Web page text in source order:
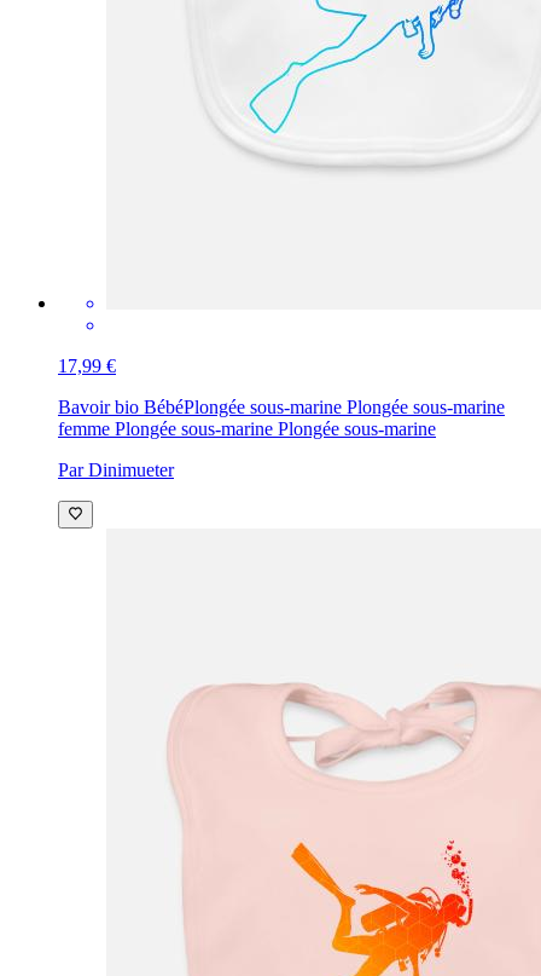
17,99 €
Bavoir bio BébéPlongée sous-marine Plongée sous-marine
femme Plongée sous-marine Plongée sous-marine
Par Dinimueter